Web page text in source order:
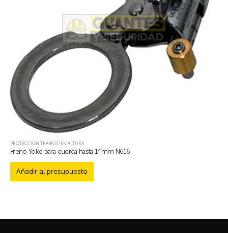
PROTECCIÓN TRABAJO EN ALTURA
Freno Yoke para cuerda hasta 14mm N616
Añadir al presupuesto